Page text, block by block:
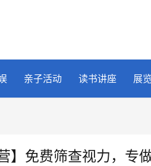
亲子活动 读书讲座 展
】免费筛查视力，专